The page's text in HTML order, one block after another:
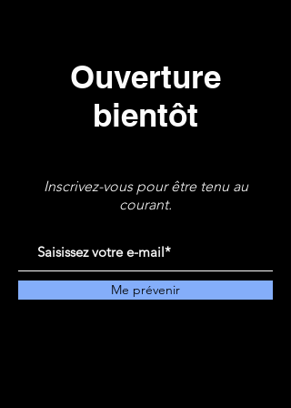
Ouverture
bientôt
Inscrivez-vous pour être tenu au
courant.
Me prévenir